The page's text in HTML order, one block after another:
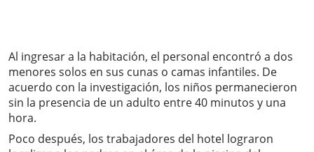
Al ingresar a la habitación, el personal encontró a dos
menores solos en sus cunas o camas infantiles. De
acuerdo con la investigación, los niños permanecieron
sin la presencia de un adulto entre 40 minutos y una
hora.
Poco después, los trabajadores del hotel lograron